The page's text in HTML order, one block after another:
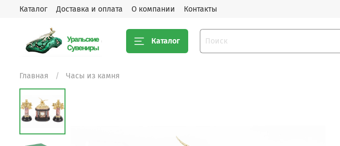
Каталог Доставка и оплата О компании Контакты
Каталог
Главная Часы из камня